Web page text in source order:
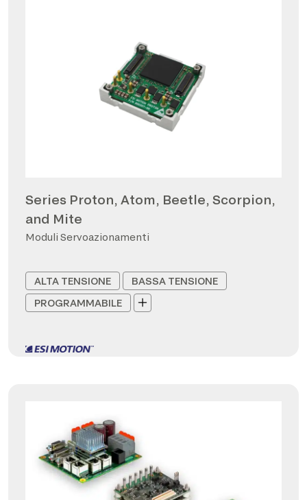
Series Proton, Atom, Beetle, Scorpion,
and Mite
Moduli Servoazionamenti
ALTA TENSIONE
BASSA TENSIONE
PROGRAMMABILE